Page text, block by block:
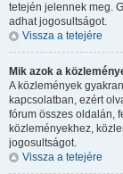
tetején jelennek meg.
adhat jogosultságot.
Vissza a tetejére
Mik azok a
A közlemények
kapcsolatban, ezért
fórum összes oldalán,
közleményekhez,
jogosultságot.
Vissza a tetejére